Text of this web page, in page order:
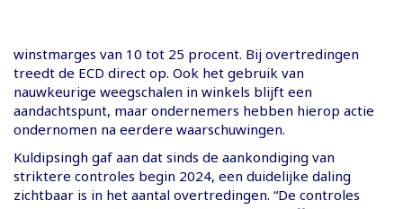
winstmarges van 10 tot 25 procent. Bij overtredingen
treedt de ECD direct op. Ook het gebruik van
nauwkeurige weegschalen in winkels blijft een
aandachtspunt, maar ondernemers hebben hierop actie
ondernomen na eerdere waarschuwingen.
Kuldipsingh gaf aan dat sinds de aankondiging van
striktere controles begin 2024, een duidelijke daling
zichtbaar is in het aantal overtredingen. “De controles